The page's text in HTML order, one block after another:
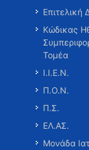
Κώδικας
Τομέα
Ι.Ι.Ε.Ν.
Π.Ο.Ν.
Π.Σ.
ΕΛ.ΑΣ.
Μονάδα